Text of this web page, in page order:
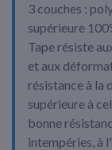
3 couches :
supérieure
Tape résiste
et aux
résistance à la
supérieure à
bonne
intempéries, à